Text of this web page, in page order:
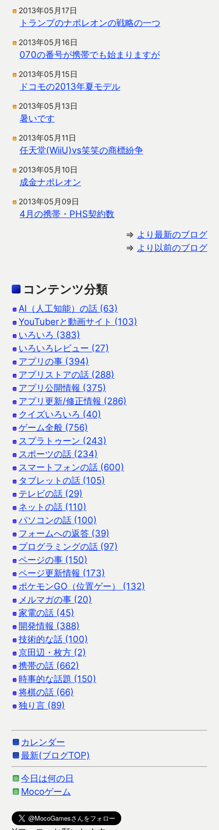
2013年05月17日
トランプのナポレオンの戦略の一つ
2013年05月16日
070の番号が携帯でも始まりますが
2013年05月15日
ドコモの2013年夏モデル
2013年05月13日
暑いです
2013年05月11日
任天堂(WiiU)vs笑笑の商標紛争
2013年05月10日
成金ナポレオン
2013年05月09日
4月の携帯・PHS契約数
⇒ より最新のブログ
⇒ より以前のブログ
コンテンツ分類
AI（人工知能）の話 (63)
YouTuberと動画サイト (103)
いろいろ (383)
いろいろレビュー (27)
アプリの事 (394)
アプリストアの話 (288)
アプリ公開情報 (375)
アプリ更新/修正情報 (286)
クイズいろいろ (40)
ゲーム全般 (756)
スプラトゥーン (243)
スポーツの話 (234)
スマートフォンの話 (600)
タブレットの話 (105)
テレビの話 (29)
ネットの話 (110)
パソコンの話 (100)
フォームへの返答 (39)
プログラミングの話 (97)
ページの事 (150)
ページ更新情報 (173)
ポケモンGO（位置ゲー） (132)
メルマガの事 (20)
家電の話 (45)
開発情報 (388)
技術的な話 (100)
京田辺・枚方 (2)
携帯の話 (662)
時事的な話題 (150)
将棋の話 (66)
独り言 (89)
カレンダー
最新(ブログTOP)
今日は何の日
Mocoゲーム